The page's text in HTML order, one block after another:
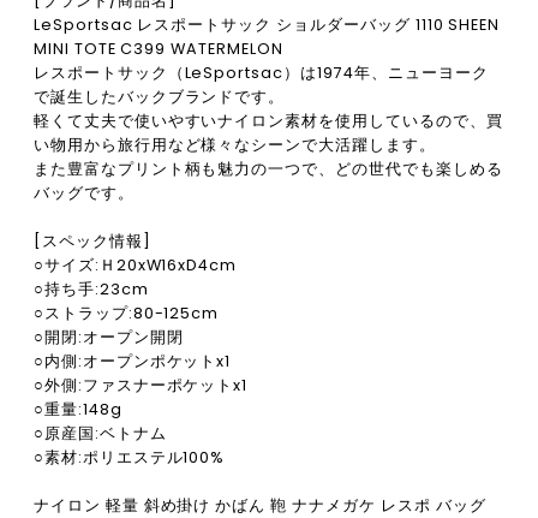
LeSportsac レスポートサック ショルダーバッグ 1110 SHEEN
MINI TOTE C399 WATERMELON
レスポートサック（LeSportsac）は1974年、ニューヨーク
で誕生したバックブランドです。
軽くて丈夫で使いやすいナイロン素材を使用しているので、買
い物用から旅行用など様々なシーンで大活躍します。
また豊富なプリント柄も魅力の一つで、どの世代でも楽しめる
バッグです。
[スペック情報]
○サイズ:Ｈ20xW16xD4cm
○持ち手:23cm
○ストラップ:80-125cm
○開閉:オープン開閉
○内側:オープンポケットx1
○外側:ファスナーポケットx1
○重量:148g
○原産国:ベトナム
○素材:ポリエステル100%
ナイロン 軽量 斜め掛け かばん 鞄 ナナメガケ レスポ バッグ